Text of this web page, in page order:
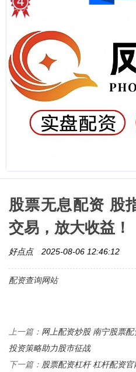
股票无息配资 股
交易，放大收益！
好点点 2025-08-06 12:46:12
配资查询网站
上一篇： 网上配资炒股 南宁股票
投资策略助力股市征战
下一篇： 股票配资杠杆 杠杆配资